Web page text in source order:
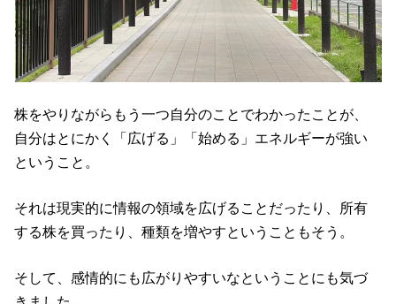
株をやりながらもう一つ自分のことでわかったことが、
自分はとにかく「広げる」「始める」エネルギーが強い
ということ。
それは現実的に情報の領域を広げることだったり、所有
する株を買ったり、種類を増やすということもそう。
そして、感情的にも広がりやすいなということにも気づ